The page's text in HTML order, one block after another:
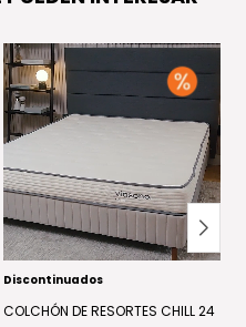
Discontinuados
COLCHÓN DE RESORTES CHILL 24